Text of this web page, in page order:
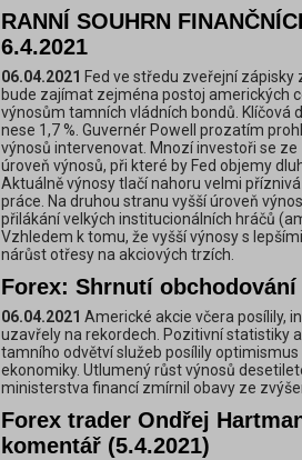
RANNÍ SOUHRN
6.4.2021
06.04.2021 Fed ve středu zveřejní
bude zajímat zejména postoj amerických
výnosům tamních vládních bondů. Klíčová
nese 1,7 %. Guvernér Powell prozatím
výnosů intervenovat. Mnozí investoři se
úroveň výnosů, při které by Fed objemy
Aktuálně výnosy tlačí nahoru velmi
práce. Na druhou stranu vyšší úroveň
přilákání velkých institucionálních hráčů
Vzhledem k tomu, že vyšší výnosy s
nárůst otřesy na akciových trzích.
Forex: Shrnutí obchodování
06.04.2021 Americké akcie včera posílily,
uzavřely na rekordech. Pozitivní statistiky
tamního odvětví služeb posílily
ekonomiky. Utlumený růst výnosů
ministerstva financí zmírnil obavy ze
Forex trader Ondřej
komentář (5.4.2021)